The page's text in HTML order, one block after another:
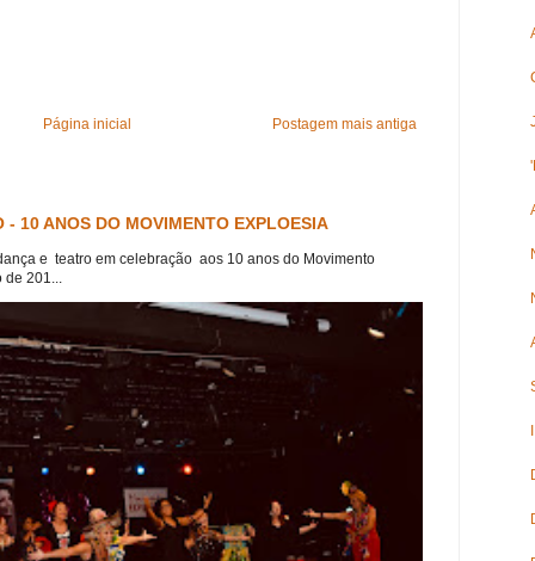
Postagem mais antiga
Página inicial
- 10 ANOS DO MOVIMENTO EXPLOESIA
e teatro em celebração aos 10 anos do Movimento
de 201...